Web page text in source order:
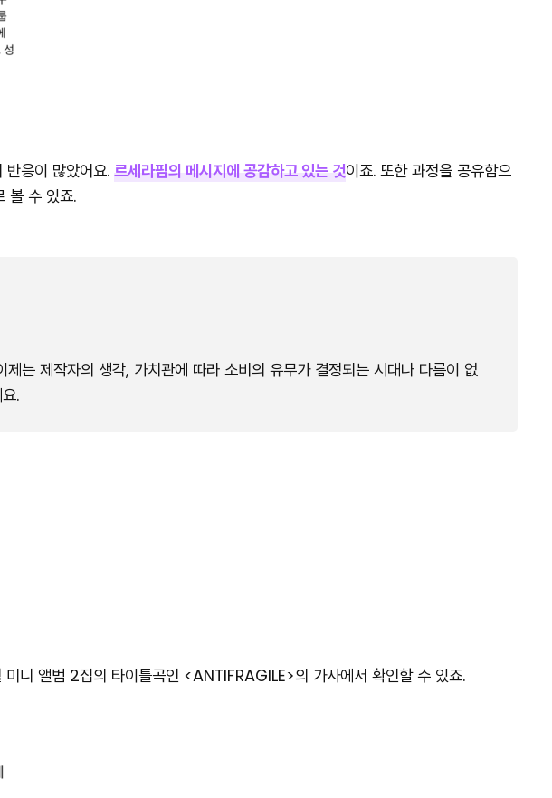
응이 많았어요. 르세라핌의 메시지에 공감하고 있는 것이죠. 또한 과정을 공유함으
볼 수 있죠.
는 제작자의 생각, 가치관에 따라 소비의 유무가 결정되는 시대나 다름이 없
.
니 앨범 2집의 타이틀곡인 <ANTIFRAGILE>의 가사에서 확인할 수 있죠.